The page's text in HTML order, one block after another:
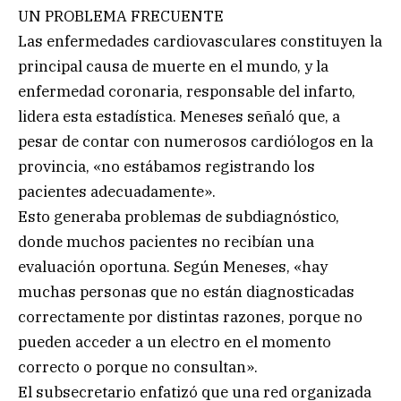
UN PROBLEMA FRECUENTE
Las enfermedades cardiovasculares constituyen la
principal causa de muerte en el mundo, y la
enfermedad coronaria, responsable del infarto,
lidera esta estadística. Meneses señaló que, a
pesar de contar con numerosos cardiólogos en la
provincia, «no estábamos registrando los
pacientes adecuadamente».
Esto generaba problemas de subdiagnóstico,
donde muchos pacientes no recibían una
evaluación oportuna. Según Meneses, «hay
muchas personas que no están diagnosticadas
correctamente por distintas razones, porque no
pueden acceder a un electro en el momento
correcto o porque no consultan».
El subsecretario enfatizó que una red organizada